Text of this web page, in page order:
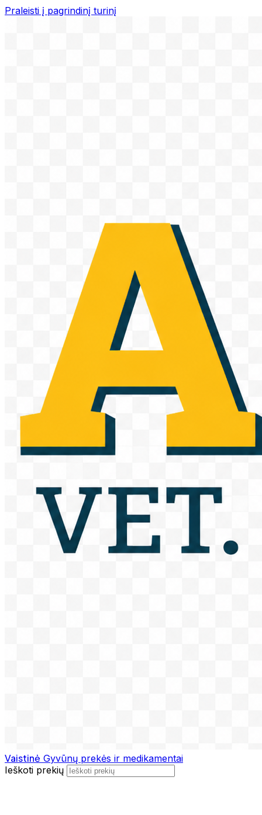
Praleisti į pagrindinį turinį
Vaistinė Gyvūnų prekės ir medikamentai
Ieškoti prekių